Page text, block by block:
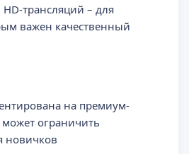
трансляций – для
важен качественный
на премиум-
ограничить
новичков